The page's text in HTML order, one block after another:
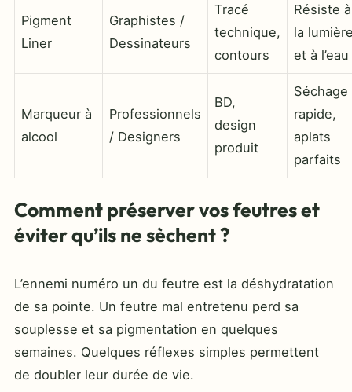
Pigment
Liner
Graphistes /
Dessinateurs
Tracé
technique,
contours
Résiste à
la
et à l’eau
Marqueur à
alcool
Professionnels
/ Designers
BD,
design
produit
Séchage
rapide,
aplats
parfaits
Comment préserver vos feutres et
éviter qu’ils ne sèchent ?
L’ennemi numéro un du feutre est la déshydratation
de sa pointe. Un feutre mal entretenu perd sa
souplesse et sa pigmentation en quelques
semaines. Quelques réflexes simples permettent
de doubler leur durée de vie.